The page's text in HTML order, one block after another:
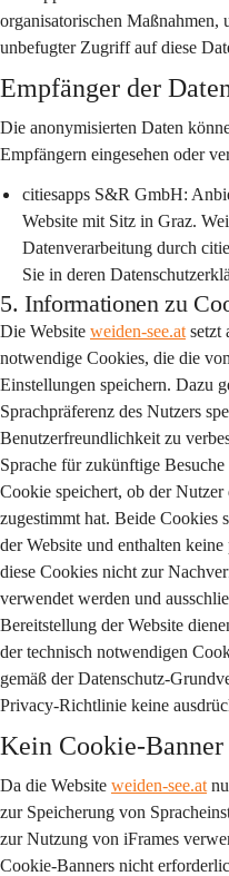
organisatorischen Maßnahmen,
unbefugter Zugriff auf diese
Empfänger der
Die anonymisierten Daten
Empfängern eingesehen oder
citiesapps S&R GmbH:
Website mit Sitz in Graz.
Datenverarbeitung durch
Sie in deren
5. Informationen zu
Die Website weiden-see.at setzt
notwendige Cookies, die die
Einstellungen speichern. Dazu
Sprachpräferenz des Nutzers
Benutzerfreundlichkeit zu
Sprache für zukünftige
Cookie speichert, ob der
zugestimmt hat. Beide Cookies
der Website und enthalten
diese Cookies nicht zur
verwendet werden und
Bereitstellung der Website
der technisch notwendigen
gemäß der Datenschutz-
Privacy-Richtlinie keine
Kein Cookie-
Da die Website weiden-see.at
zur Speicherung von
zur Nutzung von iFrames
Cookie-Banners nicht